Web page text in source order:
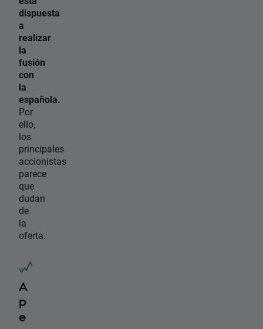
dispuesta
a
realizar
la
fusión
con
la
española.
Por
ello,
los
principales
accionistas
parece
que
dudan
de
la
oferta.
A
p
e